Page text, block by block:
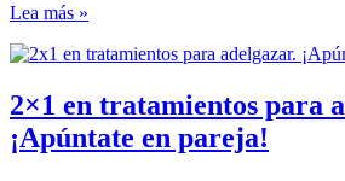
Lea más »
2×1 en tratamientos para
¡Apúntate en pareja!